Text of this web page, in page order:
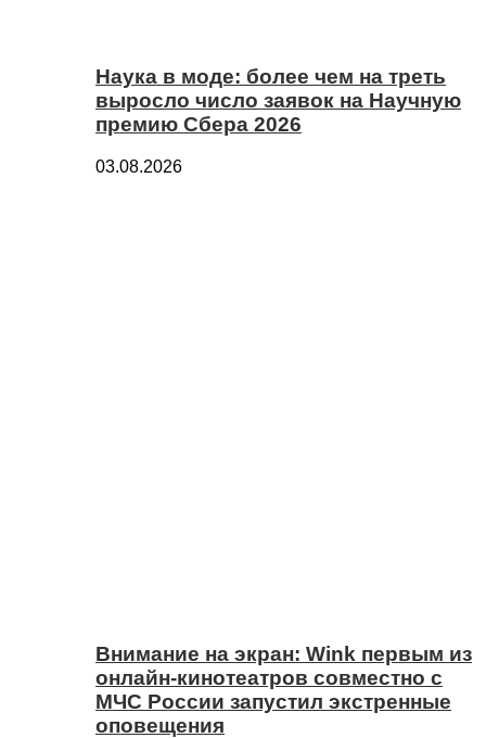
Наука в моде: более чем на треть
выросло число заявок на Научную
премию Сбера 2026
03.08.2026
Внимание на экран: Wink первым из
онлайн-кинотеатров совместно с
МЧС России запустил экстренные
оповещения